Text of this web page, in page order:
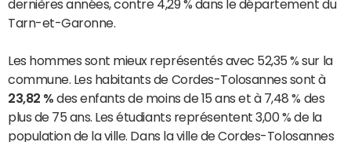
dernières années, contre 4,29 % dans le département du
Tarn-et-Garonne.
Les hommes sont mieux représentés avec 52,35 % sur la
commune. Les habitants de Cordes-Tolosannes sont à
23,82 % des enfants de moins de 15 ans et à 7,48 % des
plus de 75 ans. Les étudiants représentent 3,00 % de la
population de la ville. Dans la ville de Cordes-Tolosannes